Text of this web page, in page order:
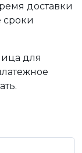
доставки
сроки
для